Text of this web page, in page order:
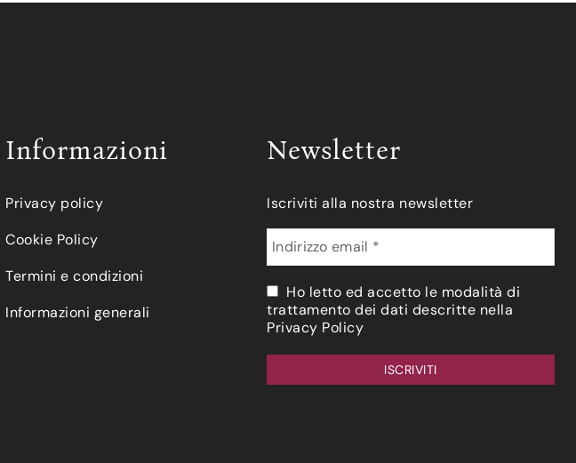
Informazioni
Privacy policy
Cookie Policy
Termini e condizioni
Informazioni generali
Newsletter
Iscriviti alla nostra newsletter
Ho letto ed accetto le modalità di
trattamento dei dati descritte nella
Privacy Policy